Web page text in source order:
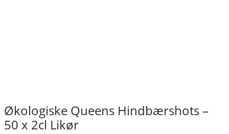
Økologiske Queens Hindbærshots –
50 x 2cl Likør